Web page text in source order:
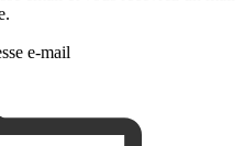
e-mail